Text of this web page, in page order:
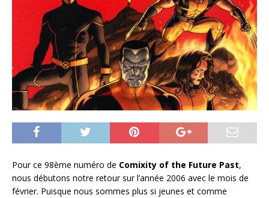
Pour ce 98ème numéro de Comixity of the Future Past,
nous débutons notre retour sur l’année 2006 avec le mois de
février. Puisque nous sommes plus si jeunes et comme